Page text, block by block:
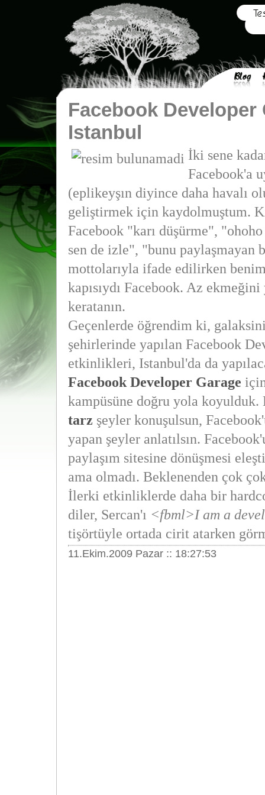
Facebook Developer
Istanbul
İki sene
Facebook'a
(eplikeyşın diyince daha havalı
geliştirmek için kaydolmuştum.
Facebook "karı düşürme",
sen de izle", "bunu paylaşmayan
mottolarıyla ifade edilirken
kapısıydı Facebook. Az
keratanın.
Geçenlerde öğrendim ki,
şehirlerinde yapılan Facebook
etkinlikleri, Istanbul'da da
Facebook Developer Garage
kampüsüne doğru yola
tarz şeyler konuşulsun,
yapan şeyler anlatılsın.
paylaşım sitesine dönüşmesi
ama olmadı. Beklenenden çok
İlerki etkinliklerde daha bir
diler, Sercan'ı <fbml>I am a
tişörtüyle ortada cirit atarken
11.Ekim.2009 Pazar :: 18:27:53